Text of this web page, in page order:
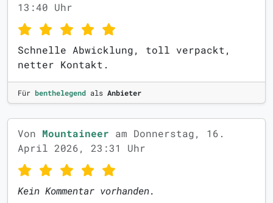
13:40 Uhr
Schnelle Abwicklung, toll verpackt,
netter Kontakt.
Für benthelegend als Anbieter
Von Mountaineer am Donnerstag, 16.
April 2026, 23:31 Uhr
Kein Kommentar vorhanden.